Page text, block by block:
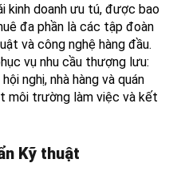
kinh doanh ưu tú, được bao
đa phần là các tập đoàn
và công nghệ hàng đầu.
vụ nhu cầu thượng lưu:
nghị, nhà hàng và quán
môi trường làm việc và kết
Kỹ thuật